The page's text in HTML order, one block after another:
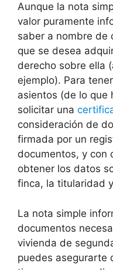
Aunque la nota
valor puramente
saber a nombre de
que se desea
derecho sobre ella
ejemplo). Para
asientos (de lo que
solicitar una
consideración de
firmada por un
documentos, y con
obtener los datos
finca, la titularidad
La nota simple
documentos
vivienda de
puedes asegurarte